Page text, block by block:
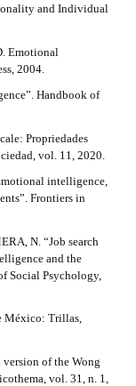
and Individual
Emotional
2004.
Handbook of
Propriedades
vol. 11, 2020.
intelligence,
Frontiers in
N. “Job search
and the
Social Psychology,
México: Trillas,
of the Wong
vol. 31, n. 1,